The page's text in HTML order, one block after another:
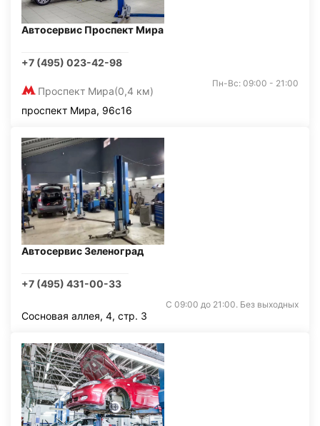
Автосервис Проспект Мира
+7 (495) 023-42-98
Проспект Мира(0,4 км)
Пн-Вс: 09:00 - 21:00
проспект Мира, 96с16
Автосервис Зеленоград
+7 (495) 431-00-33
С 09:00 до 21:00. Без выходных
Сосновая аллея, 4, стр. 3